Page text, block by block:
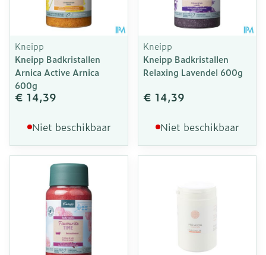
Kneipp
Kneipp Badkristallen
Arnica Active Arnica
600g
€ 14,39
Niet beschikbaar
Kneipp
Kneipp Badkristallen
Relaxing Lavendel 600g
€ 14,39
Niet beschikbaar